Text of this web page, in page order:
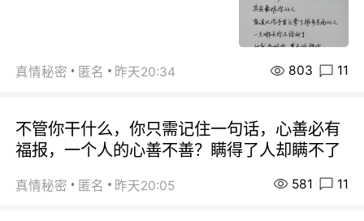
真情秘密 匿名 昨天20:34 803 11
不管你干什么，你只需记住一句话，心善必有
福报，一个人的心善不善？瞒得了人却瞒不了
真情秘密 匿名 昨天20:05 581 11